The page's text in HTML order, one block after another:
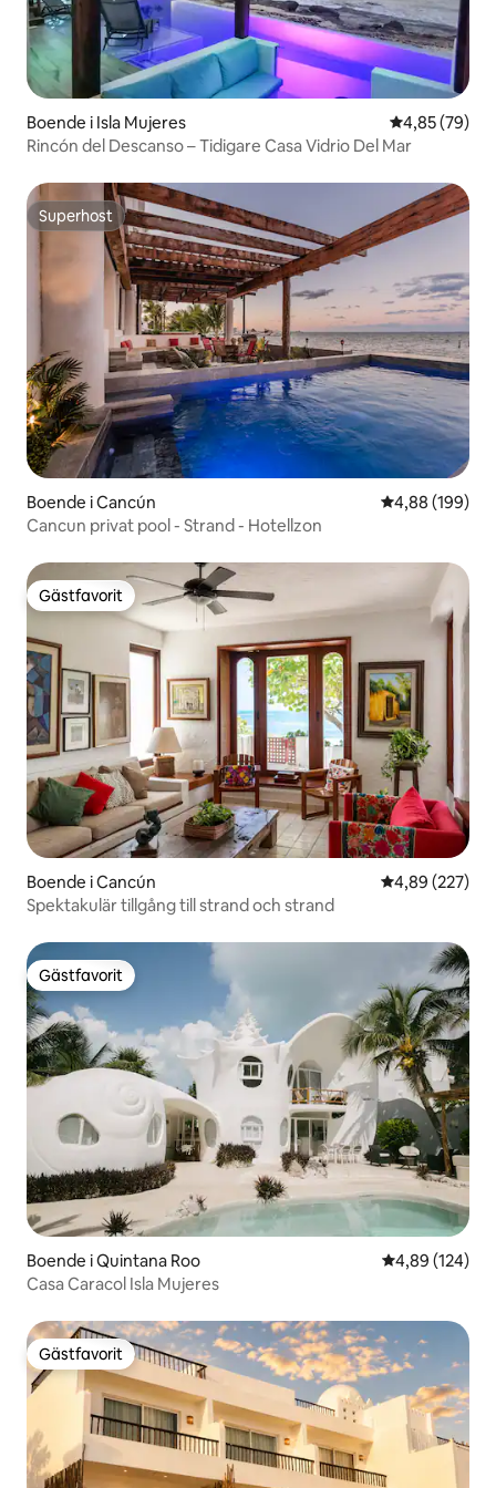
Boende i Isla Mujeres 4,85 av 5 i
4,85 (79)
Rincón del Descanso – Tidigare Casa Vidrio Del Mar
Superhost
Superhost
Boende i Cancún 4,88 av 5 i
4,88 (199)
Cancun privat pool - Strand - Hotellzon
Gästfavorit
Gästfavorit
Boende i Cancún 4,89 av 5 i
4,89 (227)
Spektakulär tillgång till strand och strand
Gästfavorit
Gästfavorit
Boende i Quintana Roo 4,89 av 5 i
4,89 (124)
Casa Caracol Isla Mujeres
Gästfavorit
Gästfavorit